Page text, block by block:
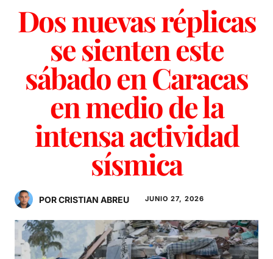
Dos nuevas réplicas
se sienten este
sábado en Caracas
en medio de la
intensa actividad
sísmica
POR CRISTIAN ABREU JUNIO 27, 2026